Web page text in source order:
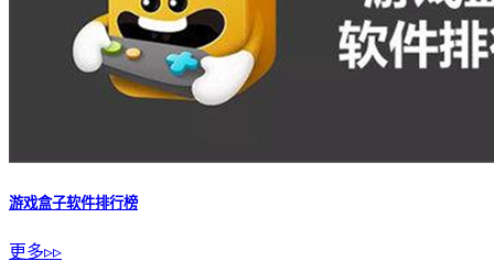
游戏盒子软件排行榜
更多▹▹